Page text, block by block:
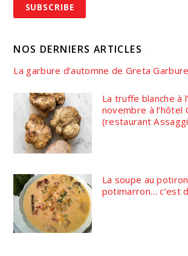
NOS DERNIERS ARTICLES
La garbure d’automne de Greta Garbure
La truffe blanche à
novembre à l’hôtel
(restaurant
La soupe au
potimarron… c’est